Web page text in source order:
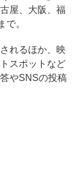
屋、大阪、福
で。
れるほか、映
スポットなど
やSNSの投稿